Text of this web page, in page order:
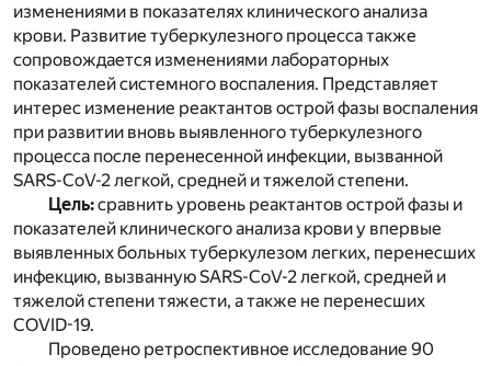
изменениями в показателях клинического анализа
крови. Развитие туберкулезного процесса также
сопровождается изменениями лабораторных
показателей системного воспаления. Представляет
интерес изменение реактантов острой фазы воспаления
при развитии вновь выявленного туберкулезного
процесса после перенесенной инфекции, вызванной
SARS-CoV-2 легкой, средней и тяжелой степени.
Цель:сравнить уровень реактантов острой фазы и
показателей клинического анализа крови у впервые
выявленных больных туберкулезом легких, перенесших
инфекцию, вызванную SARS-CoV-2 легкой, средней и
тяжелой степени тяжести, а также не перенесших
COVID-19.
Проведено ретроспективное исследование 90